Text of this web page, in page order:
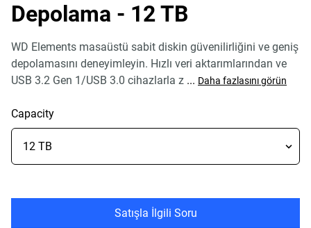
Depolama - 12 TB
WD Elements masaüstü sabit diskin güvenilirliğini ve geniş
depolamasını deneyimleyin. Hızlı veri aktarımlarından ve
USB 3.2 Gen 1/USB 3.0 cihazlarla z ... Daha fazlasını görün
Capacity
Satışla İlgili Soru